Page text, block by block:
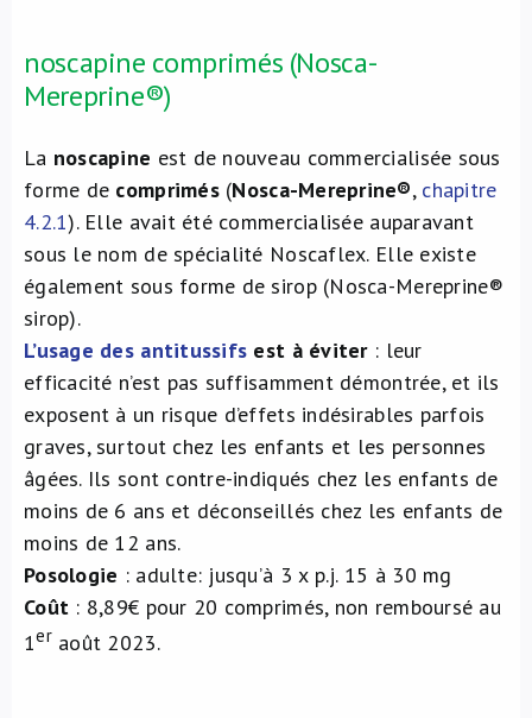
noscapine comprimés (Nosca-
Mereprine®)
La noscapine est de nouveau commercialisée sous
forme de comprimés(Nosca-Mereprine®, chapitre
4.2.1). Elle avait été commercialisée auparavant
sous le nom de spécialité Noscaflex. Elle existe
également sous forme de sirop (Nosca-Mereprine®
sirop).
L’usage des antitussifs est à éviter: leur
efficacité n’est pas suffisamment démontrée, et ils
exposent à un risque d’effets indésirables parfois
graves, surtout chez les enfants et les personnes
âgées. Ils sont contre-indiqués chez les enfants de
moins de 6 ans et déconseillés chez les enfants de
moins de 12 ans.
Posologie : adulte: jusqu’à 3 x p.j. 15 à 30 mg
Coût : 8,89€ pour 20 comprimés, non remboursé au
1eraoût 2023.